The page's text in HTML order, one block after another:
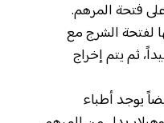
فتحة المرهم.
لفتحة الشرج مع
ثم يتم إخراج
يوجد أطباء